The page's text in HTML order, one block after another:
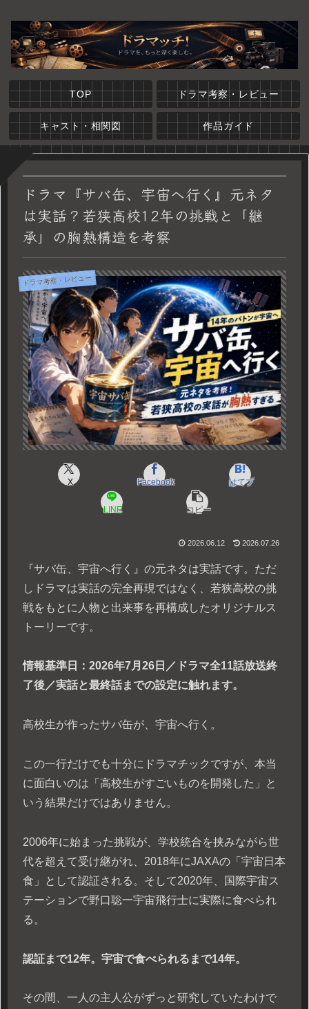
TOP ドラマ考察・レビュー
キャスト・相関図 作品ガイド
ドラマ『サバ缶、宇宙へ行く』元ネタ
は実話？若狭高校12年の挑戦と「継
承」の胸熱構造を考察
ドラマ考察・レビュー
X Facebook はてブ
LINE コピー
2026.06.12 2026.07.26
『サバ缶、宇宙へ行く』の元ネタは実話です。ただ
しドラマは実話の完全再現ではなく、若狭高校の挑
戦をもとに人物と出来事を再構成したオリジナルス
トーリーです。
情報基準日：2026年7月26日／ドラマ全11話放送終
了後／実話と最終話までの設定に触れます。
高校生が作ったサバ缶が、宇宙へ行く。
この一行だけでも十分にドラマチックですが、本当
に面白いのは「高校生がすごいものを開発した」と
いう結果だけではありません。
2006年に始まった挑戦が、学校統合を挟みながら世
代を超えて受け継がれ、2018年にJAXAの「宇宙日本
食」として認証される。そして2020年、国際宇宙ス
テーションで野口聡一宇宙飛行士に実際に食べられ
る。
認証まで12年。宇宙で食べられるまで14年。
その間、一人の主人公がずっと研究していたわけで